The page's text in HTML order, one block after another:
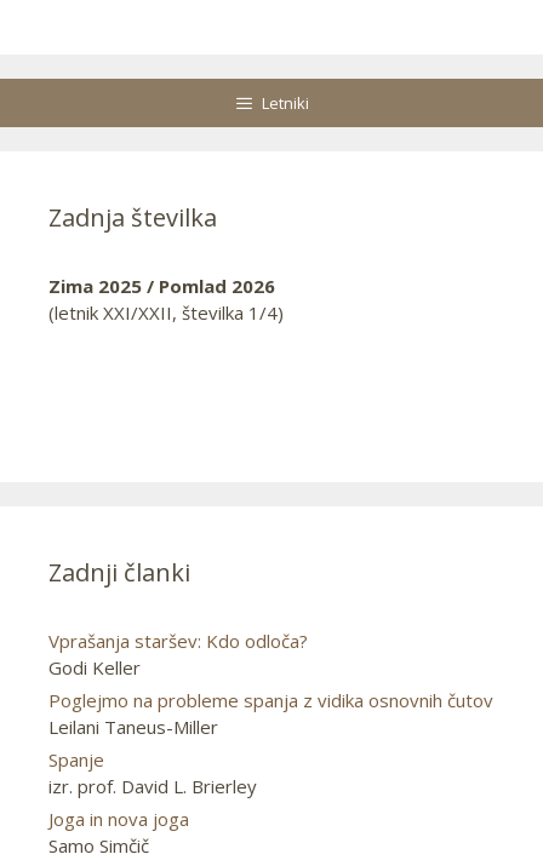
Letniki
Zadnja številka
Zima 2025 / Pomlad 2026
(letnik XXI/XXII, številka 1/4)
Zadnji članki
Vprašanja staršev: Kdo odloča?
Godi Keller
Poglejmo na probleme spanja z vidika osnovnih čutov
Leilani Taneus-Miller
Spanje
izr. prof. David L. Brierley
Joga in nova joga
Samo Simčič